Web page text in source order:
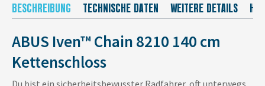
BESCHREIBUNG TECHNISCHE DATEN WEITERE DETAILS
ABUS Iven™ Chain 8210 140 cm
Kettenschloss
Du bist ein sicherheitsbewusster Radfahrer, oft unterwegs